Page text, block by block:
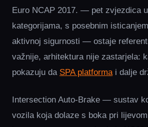
Euro NCAP 2017. — pet zvjezdica
kategorijama, s posebnim
aktivnoj sigurnosti — ostaje
važnije, arhitektura nije zastarjela:
pokazuju da SPA platformai dalje
Intersection Auto-Brake — sustav
vozila koja dolaze s boka pri